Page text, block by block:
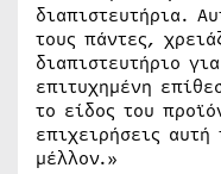
διαπιστευτήρια.
τους πάντες,
διαπιστευτήριο
επιτυχημένη
το είδος του
επιχειρήσεις
μέλλον.»